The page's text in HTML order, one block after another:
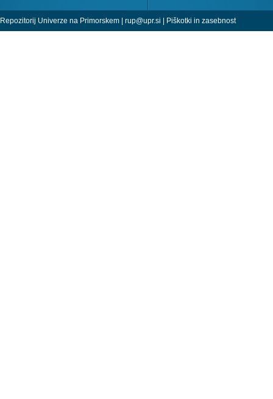
Repozitorij Univerze na Primorskem | rup@upr.si | Piškotki in zasebnost